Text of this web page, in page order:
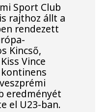
Sport Club
rajthoz állt a
rendezett
Kincső,
Vince
eredményét
el U23-ban.